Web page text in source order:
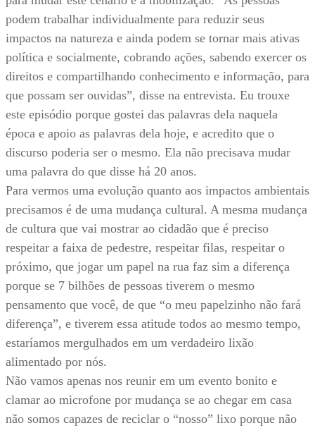
podem trabalhar individualmente para reduzir seus
impactos na natureza e ainda podem se tornar mais ativas
política e socialmente, cobrando ações, sabendo exercer os
direitos e compartilhando conhecimento e informação, para
que possam ser ouvidas”, disse na entrevista. Eu trouxe
este episódio porque gostei das palavras dela naquela
época e apoio as palavras dela hoje, e acredito que o
discurso poderia ser o mesmo. Ela não precisava mudar
uma palavra do que disse há 20 anos.
Para vermos uma evolução quanto aos impactos ambientais
precisamos é de uma mudança cultural. A mesma mudança
de cultura que vai mostrar ao cidadão que é preciso
respeitar a faixa de pedestre, respeitar filas, respeitar o
próximo, que jogar um papel na rua faz sim a diferença
porque se 7 bilhões de pessoas tiverem o mesmo
pensamento que você, de que “o meu papelzinho não fará
diferença”, e tiverem essa atitude todos ao mesmo tempo,
estaríamos mergulhados em um verdadeiro lixão
alimentado por nós.
Não vamos apenas nos reunir em um evento bonito e
clamar ao microfone por mudança se ao chegar em casa
não somos capazes de reciclar o “nosso” lixo porque não